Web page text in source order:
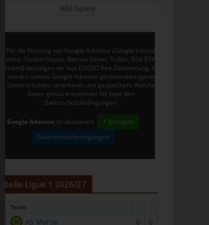
Alle Spiele
Für die Nutzung von Google Adsense (Google Ireland
Limited, Gordon House, Barrow Street, Dublin, D04 E5W5,
Ireland) benötigen wir laut DSGVO Ihre Zustimmung. Es
werden seitens Google Adsense personenbezogene
Daten erhoben, verarbeitet und gespeichert. Welche
Daten genau entnehmen Sie bitte den
Datenschutzbedingungen.
Google Adsense ist deaktiviert.
✓ Erlauben
Datenschutzbedingungen
Tabelle Ligue 1 2026/27
Team
AS Marsa 0
0